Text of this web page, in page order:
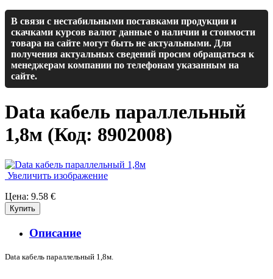
В связи с нестабильными поставками продукции и
скачками курсов валют данные о наличии и стоимости
товара на сайте могут быть не актуальными. Для
получения актуальных сведений просим обращаться к
менеджерам компании по телефонам указанным на
сайте.
Data кабель параллельный
1,8м (Код: 8902008)
Увеличить изображение
Цена: 9.58 €
Описание
Data кабель параллельный 1,8м.